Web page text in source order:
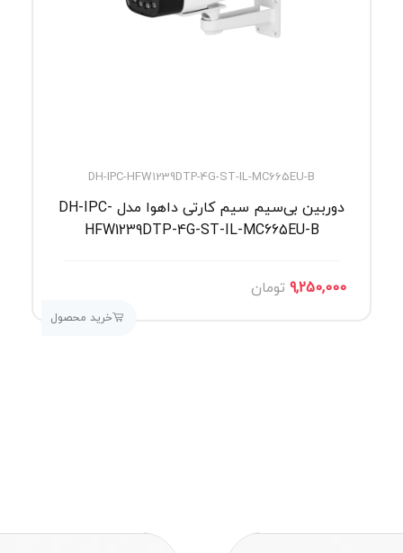
DH-IPC-HFW1239DTP-4G-ST-IL-MC665EU-B
دوربین بی‌سیم سیم کارتی داهوا مدل DH-IPC-
HFW1239DTP-4G-ST-IL-MC665EU-B
9,250,000 تومان
خرید محصول